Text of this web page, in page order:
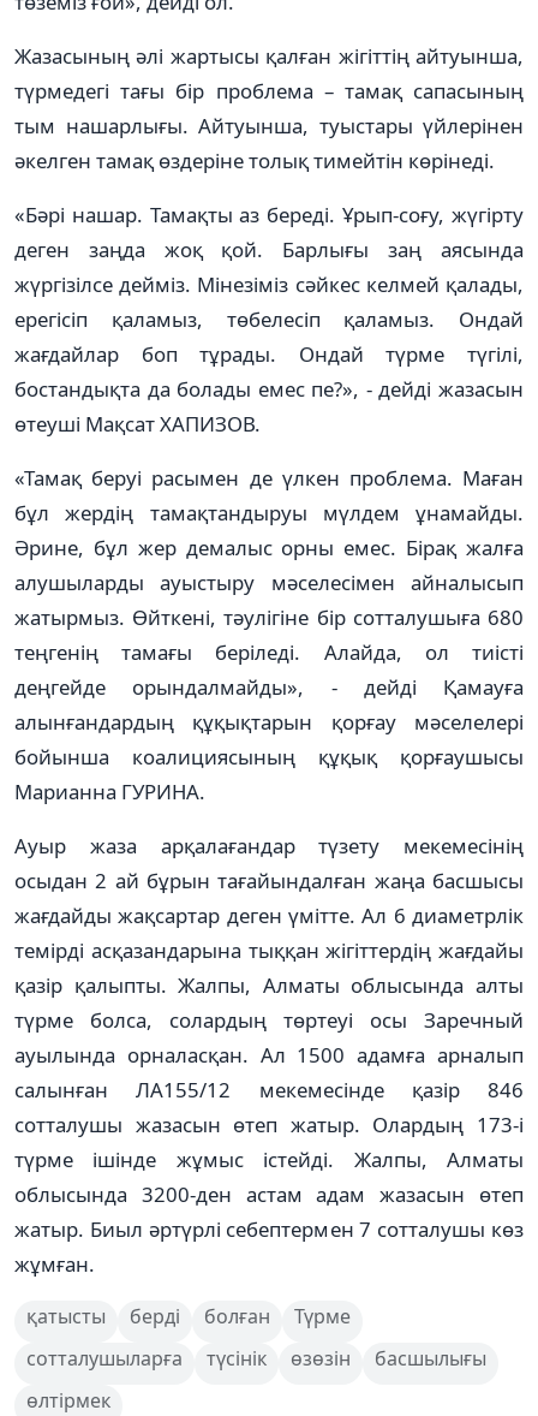
Жазасының әлі жартысы қалған жігіттің айтуынша,
түрмедегі тағы бір проблема – тамақ сапасының
тым нашарлығы. Айтуынша, туыстары үйлерінен
әкелген тамақ өздеріне толық тимейтін көрінеді.
«Бәрі нашар. Тамақты аз береді. Ұрып-соғу, жүгірту
деген заңда жоқ қой. Барлығы заң аясында
жүргізілсе дейміз. Мінезіміз сәйкес келмей қалады,
ерегісіп қаламыз, төбелесіп қаламыз. Ондай
жағдайлар боп тұрады. Ондай түрме түгілі,
бостандықта да болады емес пе?», - дейді жазасын
өтеуші Мақсат ХАПИЗОВ.
«Тамақ беруі расымен де үлкен проблема. Маған
бұл жердің тамақтандыруы мүлдем ұнамайды.
Әрине, бұл жер демалыс орны емес. Бірақ жалға
алушыларды ауыстыру мәселесімен айналысып
жатырмыз. Өйткені, тәулігіне бір сотталушыға 680
теңгенің тамағы беріледі. Алайда, ол тиісті
деңгейде орындалмайды», - дейді Қамауға
алынғандардың құқықтарын қорғау мәселелері
бойынша коалициясының құқық қорғаушысы
Марианна ГУРИНА.
Ауыр жаза арқалағандар түзету мекемесінің
осыдан 2 ай бұрын тағайындалған жаңа басшысы
жағдайды жақсартар деген үмітте. Ал 6 диаметрлік
темірді асқазандарына тыққан жігіттердің жағдайы
қазір қалыпты. Жалпы, Алматы облысында алты
түрме болса, солардың төртеуі осы Заречный
ауылында орналасқан. Ал 1500 адамға арналып
салынған ЛА155/12 мекемесінде қазір 846
сотталушы жазасын өтеп жатыр. Олардың 173-і
түрме ішінде жұмыс істейді. Жалпы, Алматы
облысында 3200-ден астам адам жазасын өтеп
жатыр. Биыл әртүрлі себептермен 7 сотталушы көз
жұмған.
қатысты берді болған
Түрме
сотталушыларға
түсінік өзөзін
басшылығы
өлтірмек